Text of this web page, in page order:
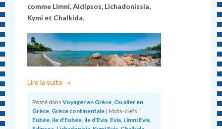
comme Limni, Aidipsos, Lichadonissia,
Kymi et Chalkida.
Lire la suite →
Posté dans Voyager en Grèce, Ou aller en
Grèce, Grèce continentale | Mots-clefs :
Eubée,ile d'Eubée,ile d'Evia, Evia, Limni Evia,